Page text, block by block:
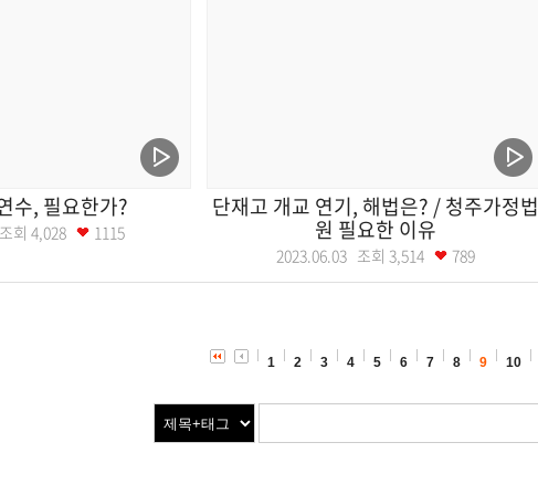
수, 필요한가?
회 4,028 1115
단재고 개교 연기, 해법은? / 청주가정법
원 필요한 이유
2023.06.03 조회 3,514 789
1 2 3 4 5 6 7 8 9 10